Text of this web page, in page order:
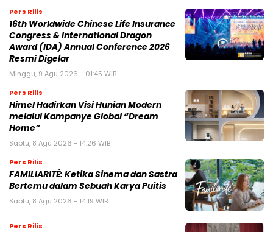
Pers Rilis
16th Worldwide Chinese Life Insurance
Congress & International Dragon
Award (IDA) Annual Conference 2026
Resmi Digelar
Minggu, 9 Agu 2026 - 01:45 WIB
Pers Rilis
Himel Hadirkan Visi Hunian Modern
melalui Kampanye Global “Dream
Home”
Sabtu, 8 Agu 2026 - 14:26 WIB
Pers Rilis
FAMILIARITÉ: Ketika Sinema dan Sastra
Bertemu dalam Sebuah Karya Puitis
Sabtu, 8 Agu 2026 - 14:19 WIB
Pers Rilis